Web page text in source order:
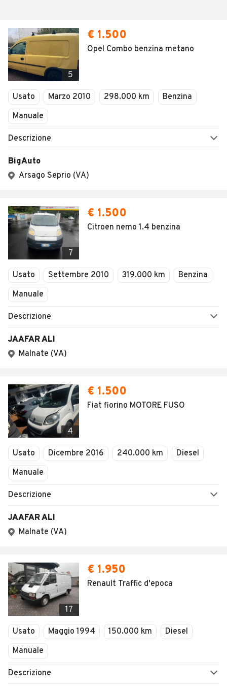
5
€ 1.500
Opel Combo benzina metano
Usato Marzo 2010 298.000 km
Benzina
Manuale
Descrizione
BigAuto
Arsago Seprio (VA)
7
€ 1.500
Citroen nemo 1.4 benzina
Usato Settembre 2010 319.000 km
Benzina
Manuale
Descrizione
JAAFAR ALI
Malnate (VA)
4
€ 1.500
Fiat fiorino MOTORE FUSO
Usato Dicembre 2016 240.000 km
Diesel
Manuale
Descrizione
JAAFAR ALI
Malnate (VA)
17
€ 1.950
Renault Traffic d'epoca
Usato Maggio 1994 150.000 km
Diesel
Manuale
Descrizione